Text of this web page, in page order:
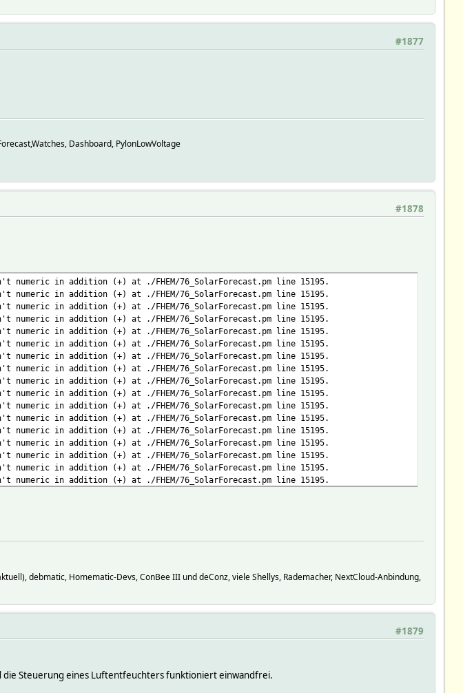
#1877
Dashboard, PylonLowVoltage
#1878
numeric in addition (+) at ./FHEM/76_SolarForecast.pm line 15195.
numeric in addition (+) at ./FHEM/76_SolarForecast.pm line 15195.
numeric in addition (+) at ./FHEM/76_SolarForecast.pm line 15195.
numeric in addition (+) at ./FHEM/76_SolarForecast.pm line 15195.
numeric in addition (+) at ./FHEM/76_SolarForecast.pm line 15195.
numeric in addition (+) at ./FHEM/76_SolarForecast.pm line 15195.
numeric in addition (+) at ./FHEM/76_SolarForecast.pm line 15195.
numeric in addition (+) at ./FHEM/76_SolarForecast.pm line 15195.
numeric in addition (+) at ./FHEM/76_SolarForecast.pm line 15195.
numeric in addition (+) at ./FHEM/76_SolarForecast.pm line 15195.
numeric in addition (+) at ./FHEM/76_SolarForecast.pm line 15195.
numeric in addition (+) at ./FHEM/76_SolarForecast.pm line 15195.
numeric in addition (+) at ./FHEM/76_SolarForecast.pm line 15195.
numeric in addition (+) at ./FHEM/76_SolarForecast.pm line 15195.
numeric in addition (+) at ./FHEM/76_SolarForecast.pm line 15195.
numeric in addition (+) at ./FHEM/76_SolarForecast.pm line 15195.
numeric in addition (+) at ./FHEM/76_SolarForecast.pm line 15195.
numeric in addition (+) at ./FHEM/76_SolarForecast.pm line 15195.
numeric in addition (+) at ./FHEM/76_SolarForecast.pm line 15195.
numeric in addition (+) at ./FHEM/76_SolarForecast.pm line 15195.
numeric in addition (+) at ./FHEM/76_SolarForecast.pm line 15195.
numeric in addition (+) at ./FHEM/76_SolarForecast.pm line 15195.
numeric in addition (+) at ./FHEM/76_SolarForecast.pm line 15195.
debmatic, Homematic-Devs, ConBee III und deConz, viele Shellys, Rademacher, NextCloud-Anbindung,
#1879
die Steuerung eines Luftentfeuchters funktioniert einwandfrei.